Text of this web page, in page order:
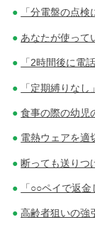
「分電盤の点
あなたが使って
「2時間後に電
「定期縛りな
食事の際の幼児
電熱ウェアを適
断っても送りつ
「○○ペイで返
高齢者狙いの強